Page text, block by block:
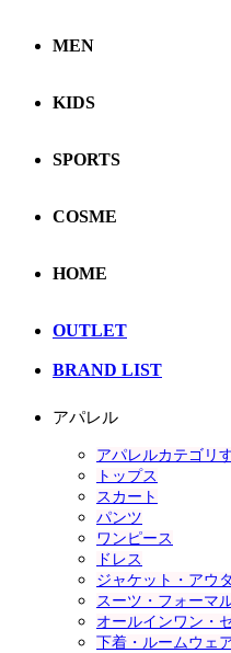
MEN
KIDS
SPORTS
COSME
HOME
OUTLET
BRAND LIST
アパレル
アパレルカテゴリ
トップス
スカート
パンツ
ワンピース
ドレス
ジャケット・アウ
スーツ・フォーマ
オールインワン・
下着・ルームウェ